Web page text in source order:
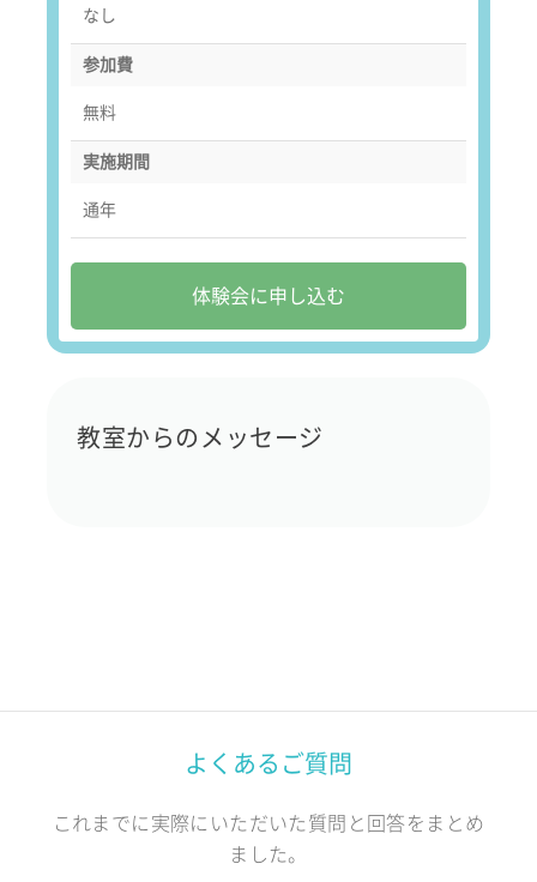
なし
参加費
無料
実施期間
通年
体験会に申し込む
教室からのメッセージ
よくあるご質問
これまでに実際にいただいた質問と回答をまとめ
ました。